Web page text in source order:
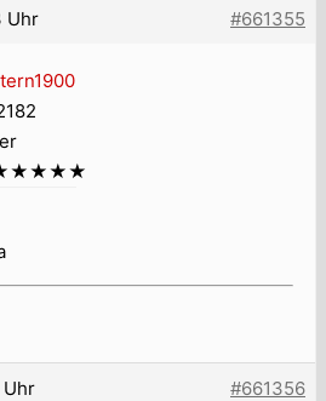
Uhr #661355
Uhr #661356